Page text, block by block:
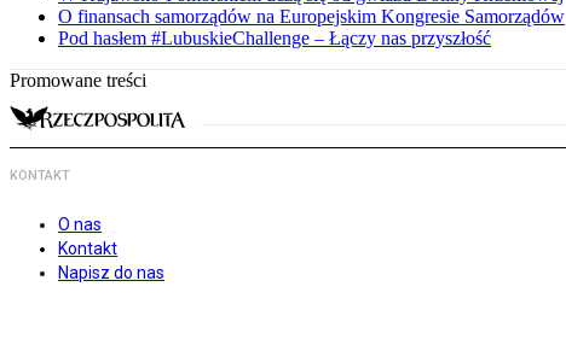
O finansach samorządów na Europejskim Kongresie Samorządów
Pod hasłem #LubuskieChallenge – Łączy nas przyszłość
Promowane treści
KONTAKT
O nas
Kontakt
Napisz do nas